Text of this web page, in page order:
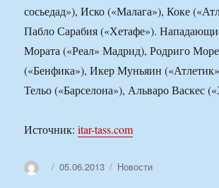
сосьедад»), Иско («Малага»), Коке
Пабло Сарабия («Хетафе»).
Мората («Реал» Мадрид), Родриго
(«Бенфика»), Икер Муньяин
Тельо («Барселона»), Альваро Васкес
Источник:itar-tass.com
АвторОпубликовано
05.06.2013 Рубрики
Новости